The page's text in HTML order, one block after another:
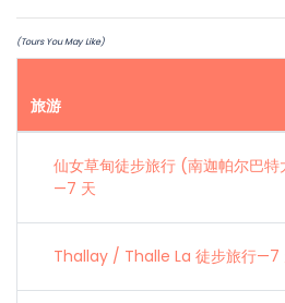
(Tours You May Like)
旅游
仙女草甸徒步旅行 (南迦帕尔巴特
—7 天
Thallay / Thalle La 徒步旅行—7